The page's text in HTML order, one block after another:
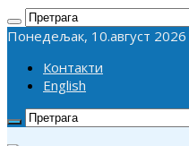
Понедељак, 10.август 2026
Контакти
English